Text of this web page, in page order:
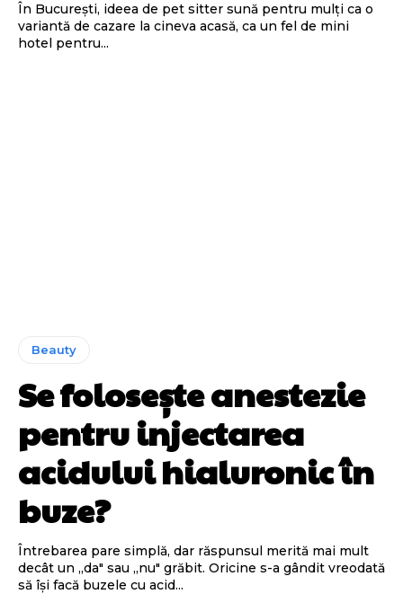
În București, ideea de pet sitter sună pentru mulți ca o
variantă de cazare la cineva acasă, ca un fel de mini
hotel pentru...
Beauty
Se folosește anestezie
pentru injectarea
acidului hialuronic în
buze?
Întrebarea pare simplă, dar răspunsul merită mai mult
decât un „da" sau „nu" grăbit. Oricine s-a gândit vreodată
să își facă buzele cu acid...